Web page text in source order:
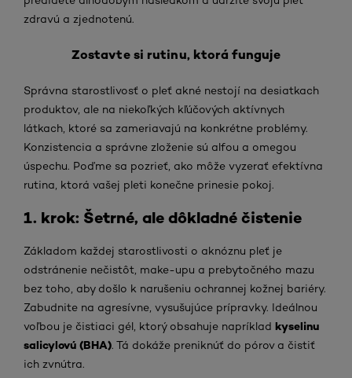
zdravú a zjednotenú.
Zostavte si rutinu, ktorá funguje
Správna starostlivosť o pleť akné nestojí na desiatkach
produktov, ale na niekoľkých kľúčových aktívnych
látkach, ktoré sa zameriavajú na konkrétne problémy.
Konzistencia a správne zloženie sú alfou a omegou
úspechu. Poďme sa pozrieť, ako môže vyzerať efektívna
rutina, ktorá vašej pleti konečne prinesie pokoj.
1. krok: Šetrné, ale dôkladné čistenie
Základom každej starostlivosti o aknóznu pleť je
odstránenie nečistôt, make-upu a prebytočného mazu
bez toho, aby došlo k narušeniu ochrannej kožnej bariéry.
Zabudnite na agresívne, vysušujúce prípravky. Ideálnou
voľbou je čistiaci gél, ktorý obsahuje napríklad kyselinu
salicylovú (BHA). Tá dokáže preniknúť do pórov a čistiť
ich zvnútra.